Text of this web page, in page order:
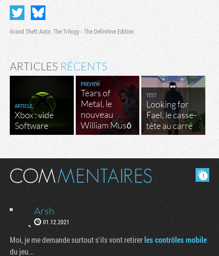
Grand Theft Auto: The Trilogy - The Definitive Edition
ARTICLES RÉCENTS
ARTICLE
Xbox : vide
Software
PREVIEW
Tears of
Metal, le
nouveau
William Musō
TEST
Looking for
Fael, le casse-
tête au carré
Masquer les commentaires lus.
Arsh
01.12.2021
Moi, je me demande surtout s'ils vont retirerles contrôles mobile
du jeu...